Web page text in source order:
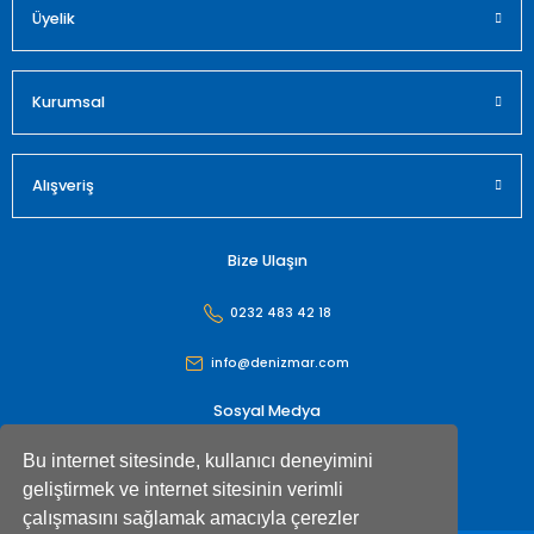
Bu internet sitesinde, kullanıcı deneyimini
geliştirmek ve internet sitesinin verimli
çalışmasını sağlamak amacıyla çerezler
Üyelik
Kurumsal
Alışveriş
Bize Ulaşın
0232 483 42 18
info@denizmar.com
Sosyal Medya